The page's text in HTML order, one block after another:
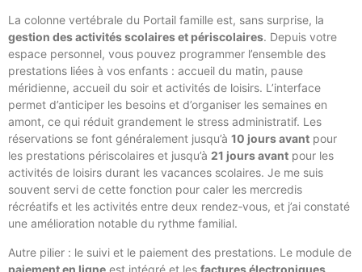
La colonne vertébrale du Portail famille est, sans surprise, la
gestion des activités scolaires et périscolaires. Depuis votre
espace personnel, vous pouvez programmer l’ensemble des
prestations liées à vos enfants : accueil du matin, pause
méridienne, accueil du soir et activités de loisirs. L’interface
permet d’anticiper les besoins et d’organiser les semaines en
amont, ce qui réduit grandement le stress administratif. Les
réservations se font généralement jusqu’à 10 jours avant pour
les prestations périscolaires et jusqu’à 21 jours avant pour les
activités de loisirs durant les vacances scolaires. Je me suis
souvent servi de cette fonction pour caler les mercredis
récréatifs et les activités entre deux rendez‑vous, et j’ai constaté
une amélioration notable du rythme familial.
Autre pilier : le suivi et le paiement des prestations. Le module de
paiement en ligne est intégré et les factures électroniques